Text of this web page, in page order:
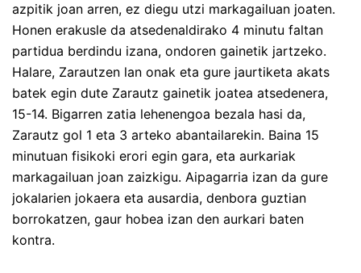
azpitik joan arren, ez diegu utzi markagailuan joaten.
Honen erakusle da atsedenaldirako 4 minutu faltan
partidua berdindu izana, ondoren gainetik jartzeko.
Halare, Zarautzen lan onak eta gure jaurtiketa akats
batek egin dute Zarautz gainetik joatea atsedenera,
15-14. Bigarren zatia lehenengoa bezala hasi da,
Zarautz gol 1 eta 3 arteko abantailarekin. Baina 15
minutuan fisikoki erori egin gara, eta aurkariak
markagailuan joan zaizkigu. Aipagarria izan da gure
jokalarien jokaera eta ausardia, denbora guztian
borrokatzen, gaur hobea izan den aurkari baten
kontra.